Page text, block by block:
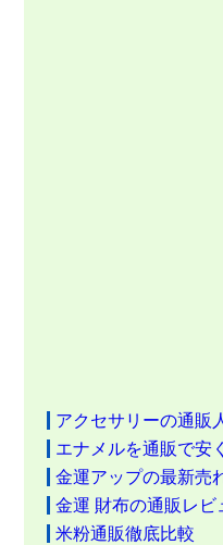
アクセサリーの通販
エナメルを通販で安
金運アップの最新売
金運 財布の通販レビ
米粉通販徹底比較